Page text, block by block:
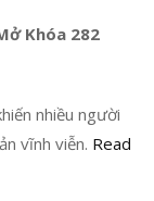
Khóa 282
nhiều người
vĩnh viễn. Read